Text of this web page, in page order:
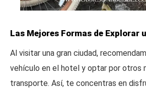
Las Mejores Formas de Explorar
Al visitar una gran ciudad,
vehículo en el hotel y optar por otros
transporte. Así, te concentras en